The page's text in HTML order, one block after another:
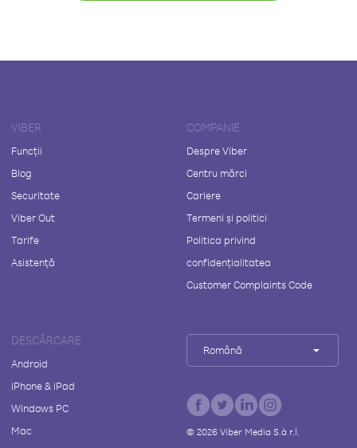
VIBER
Funcții
Blog
Securitate
Viber Out
Tarife
Asistență
COMPANIE
Despre Viber
Centru mărci
Cariere
Termeni și politici
Politica privind
confidențialitatea
Customer Complaints Code
DESCĂRCARE
Android
iPhone & iPad
Windows PC
Mac
Română
© 2026Viber Media S.à r.l.